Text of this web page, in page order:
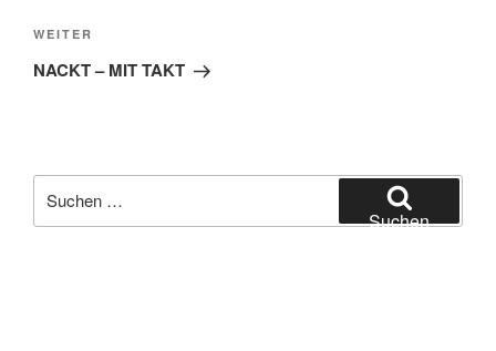
Nächster
Beitrag
WEITER
NACKT – MIT TAKT
nach:
Suchen